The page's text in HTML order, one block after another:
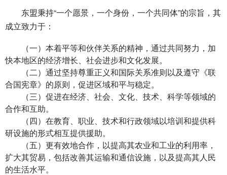
东盟秉持“一个愿景，一个身份，一个共同体”的宗旨，其
成立致力于：
（一） 本着平等和伙伴关系的精神，通过共同努力，加
快本地区的经济增长、社会进步和文化发展。
（二） 通过坚持尊重正义和国际关系准则以及遵守《联
合国宪章》的原则，促进区域和平与稳定。
（三） 促进在经济、社会、文化、技术、科学等领域的
合作和互助。
（四） 在教育、职业、技术和行政领域以培训和提供科
研设施的形式相互提供援助。
（五） 更有效地合作，以提高其农业和工业的利用率，
扩大其贸易，包括改善其运输和通信设施，以及提高其人民
的生活水平。